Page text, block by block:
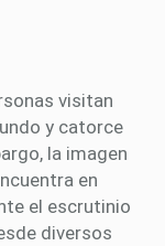
visitan
y catorce
la imagen
en
el escrutinio
diversos